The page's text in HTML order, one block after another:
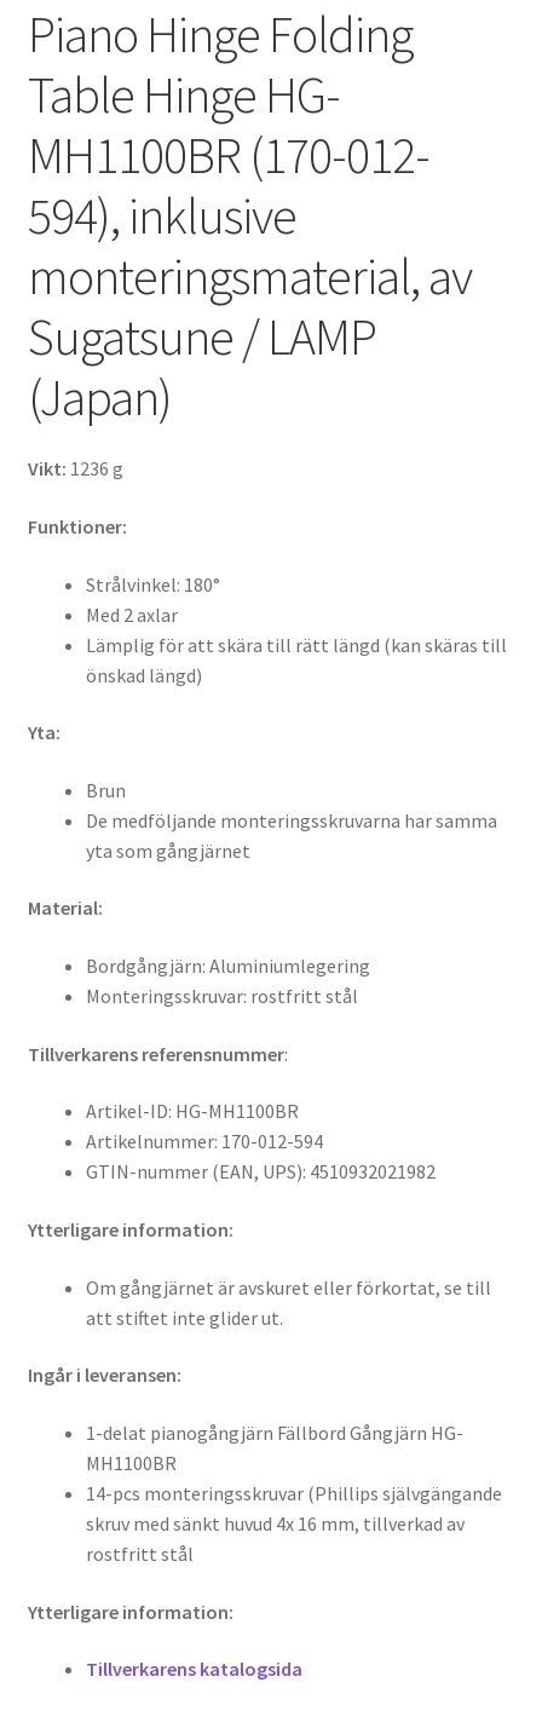
Piano Hinge Folding
Table Hinge HG-
MH1100BR (170-012-
594), inklusive
monteringsmaterial, av
Sugatsune / LAMP
(Japan)
Vikt: 1236 g
Funktioner:
Strålvinkel: 180°
Med 2 axlar
Lämplig för att skära till rätt längd (kan skäras till
önskad längd)
Yta:
Brun
De medföljande monteringsskruvarna har samma
yta som gångjärnet
Material:
Bordgångjärn: Aluminiumlegering
Monteringsskruvar: rostfritt stål
Tillverkarens referensnummer:
Artikel-ID: HG-MH1100BR
Artikelnummer: 170-012-594
GTIN-nummer (EAN, UPS): 4510932021982
Ytterligare information:
Om gångjärnet är avskuret eller förkortat, se till
att stiftet inte glider ut.
Ingår i leveransen:
1-delat pianogångjärn Fällbord Gångjärn HG-
MH1100BR
14-pcs monteringsskruvar (Phillips självgängande
skruv med sänkt huvud 4x 16 mm, tillverkad av
rostfritt stål
Ytterligare information:
Tillverkarens katalogsida